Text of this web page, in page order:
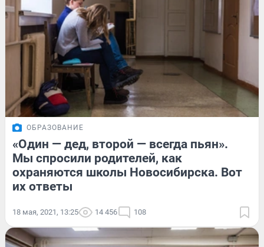
ОБРАЗОВАНИЕ
«Один — дед, второй — всегда пьян».
Мы спросили родителей, как
охраняются школы Новосибирска. Вот
их ответы
18 мая, 2021, 13:25 14 456 108